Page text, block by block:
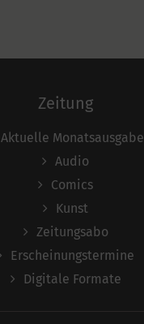
Zeitung
Aktuelle Monatsausgabe
Audio
Comics
Kunst
Zeitungsabo
Erscheinungstermine
Digitale Formate